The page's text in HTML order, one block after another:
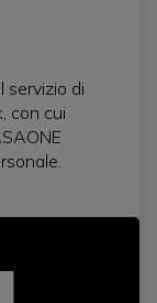
servizio di
con cui